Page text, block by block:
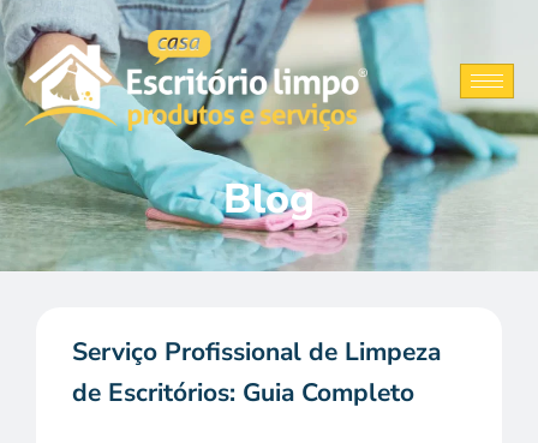
Ir
para
o
conteúdo
Blog
Serviço Profissional de Limpeza
de Escritórios: Guia Completo